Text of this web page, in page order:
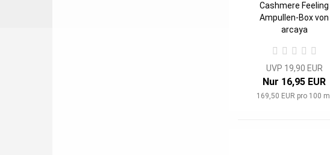
Cashmere Feeling
Ampullen-Box von
arcaya
UVP 19,90 EUR
Nur 16,95 EUR
169,50 EUR pro 100 ml